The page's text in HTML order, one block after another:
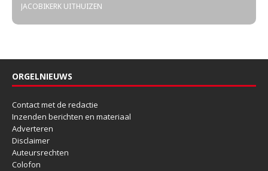
JACOBIKERK UITHUIZEN
ORGELNIEUWS
Contact met de redactie
Inzenden berichten en materiaal
Adverteren
Disclaimer
Auteursrechten
Colofon